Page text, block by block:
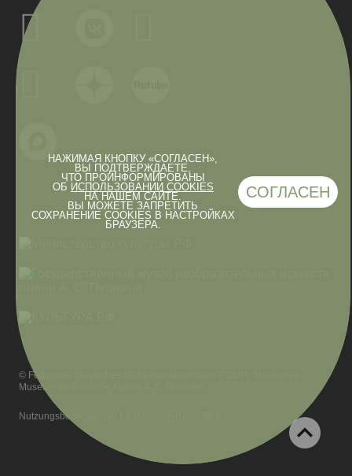
НАЖИМАЯ КНОПКУ «СОГЛАСЕН»,
ВЫ ПОДТВЕРЖДАЕТЕ,
ЧТО ПРОИНФОРМИРОВАНЫ
ОБ ИСПОЛЬЗОВАНИИ COOKIES
НА НАШЕМ САЙТЕ.
ВЫ МОЖЕТЕ ЗАПРЕТИТЬ
СОХРАНЕНИЕ COOKIES В НАСТРОЙКАХ
БРАУЗЕРА.
СОГЛАСЕН
© Föderales Staatliches Einheitsunternehmen (FGUP) Staatliches
Museum für Bildende Künste A. S. Puschkin
Nutzungsbedingungen für Materialien und Bilder